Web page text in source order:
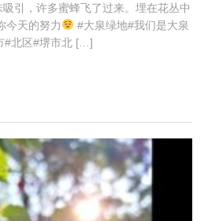
引，许多蜜蜂飞了过来。埋在花丛中
今天的努力
#大泉绿地#我们是大泉
#北区#堺市北 […]